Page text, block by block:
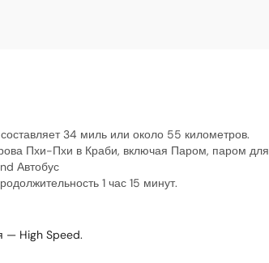
34 миль или около 55 километров.
Пхи-Пхи в Краби, включая Паром, паром для
Автобус
1 час 15 минут.
— High Speed.